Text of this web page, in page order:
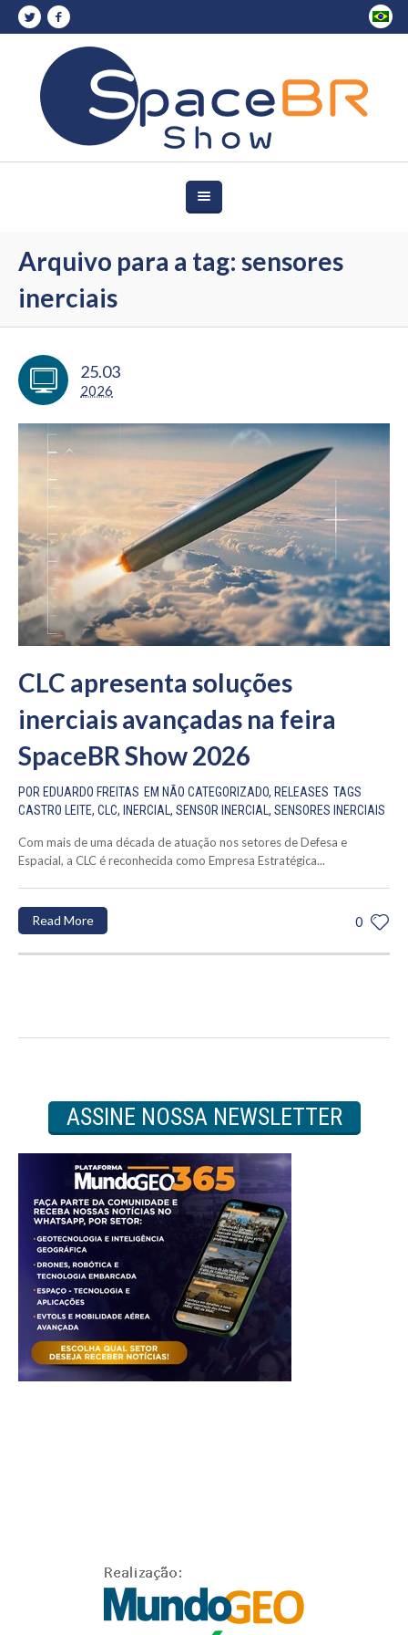
Arquivo para a tag: sensores
inerciais
25.03
2026
CLC apresenta soluções
inerciais avançadas na feira
SpaceBR Show 2026
POR EDUARDO FREITAS EM NÃO CATEGORIZADO, RELEASES TAGS
CASTRO LEITE, CLC, INERCIAL, SENSOR INERCIAL, SENSORES INERCIAIS
Com mais de uma década de atuação nos setores de Defesa e
Espacial, a CLC é reconhecida como Empresa Estratégica...
0
Read More
ASSINE NOSSA NEWSLETTER